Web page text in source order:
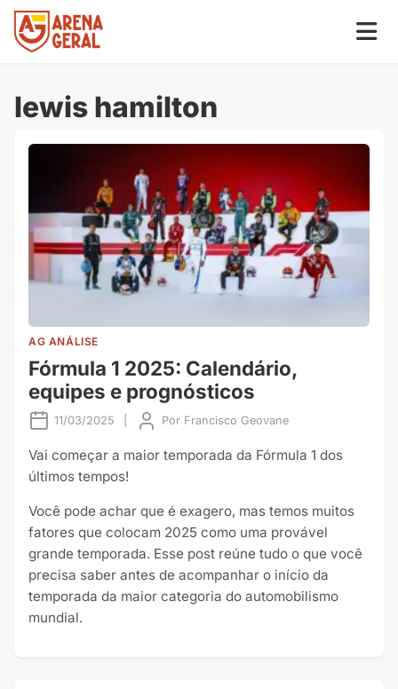
lewis hamilton
AG ANÁLISE
Fórmula 1 2025: Calendário,
equipes e prognósticos
11/03/2025 Por Francisco Geovane
Vai começar a maior temporada da Fórmula 1 dos
últimos tempos!
Você pode achar que é exagero, mas temos muitos
fatores que colocam 2025 como uma provável
grande temporada. Esse post reúne tudo o que você
precisa saber antes de acompanhar o início da
temporada da maior categoria do automobilismo
mundial.